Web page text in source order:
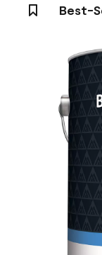
Best-